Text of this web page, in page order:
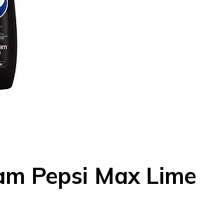
Pepsi Max Lime